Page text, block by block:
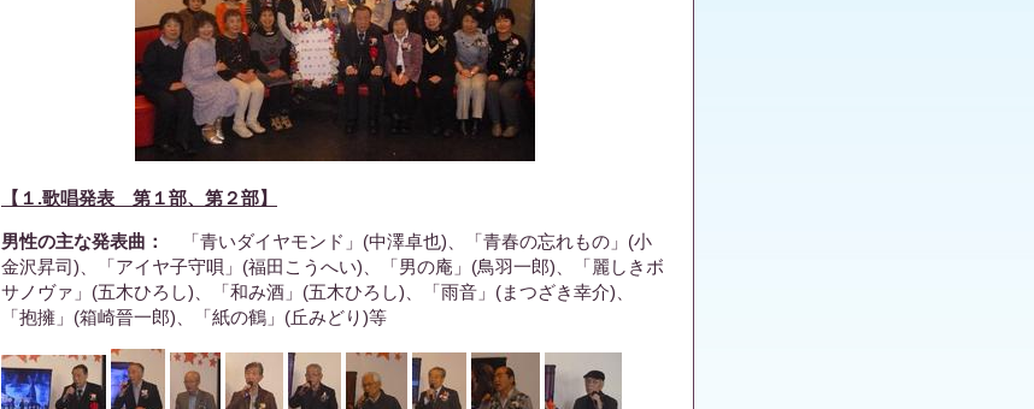
【１.歌唱発表 第１部、第２部】
男性の主な発表曲：
「青いダイヤモンド」(中澤卓也)、「青春の忘れもの」(小
金沢昇司)、「アイヤ子守唄」(福田こうへい)、「男の庵」(鳥羽一郎)、「麗しきボ
サノヴァ」(五木ひろし)、「和み酒」(五木ひろし)、「雨音」(まつざき幸介)、
「抱擁」(箱崎晉一郎)、「紙の鶴」(丘みどり)等